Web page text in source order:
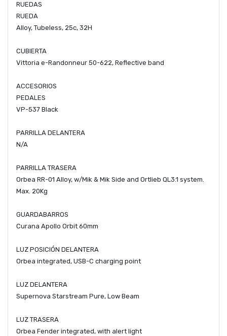
RUEDAS
RUEDA
Alloy, Tubeless, 25c, 32H
CUBIERTA
Vittoria e-Randonneur 50-622, Reflective band
ACCESORIOS
PEDALES
VP-537 Black
PARRILLA DELANTERA
N/A
PARRILLA TRASERA
Orbea RR-01 Alloy, w/Mik & Mik Side and Ortlieb QL3.1 system.
Max. 20Kg
GUARDABARROS
Curana Apollo Orbit 60mm
LUZ POSICIÓN DELANTERA
Orbea integrated, USB-C charging point
LUZ DELANTERA
Supernova Starstream Pure, Low Beam
LUZ TRASERA
Orbea Fender integrated, with alert light